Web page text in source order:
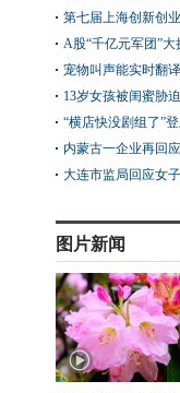
第七届上海创新创
A股“千亿元军团”
宠物叫声能实时翻
13岁女孩被闺蜜胁
“横店快没剧组了”
内蒙古一企业再回
大连市监局回应女
图片新闻